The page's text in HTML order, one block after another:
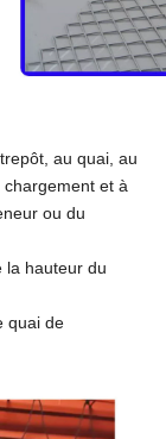
au quai, au
et à
ou du
la hauteur du
quai de